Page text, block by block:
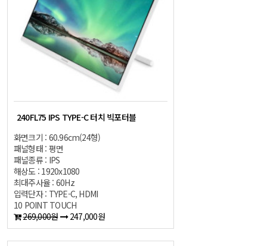
240FL75 IPS TYPE-C 터치 빅포터블
화면크기 : 60.96cm(24형)
패널형태 : 평면
패널종류 : IPS
해상도 : 1920x1080
최대주사율 : 60Hz
입력단자 : TYPE-C, HDMI
10 POINT TOUCH
269,000원
247,000원